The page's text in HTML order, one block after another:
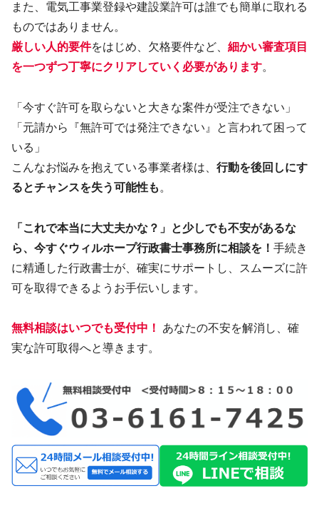
また、電気工事業登録や建設業許可は誰でも簡単に取れる
ものではありません。
厳しい人的要件をはじめ、欠格要件など、 細かい審査項目
を一つずつ丁寧にクリアしていく必要があります。
「今すぐ許可を取らないと大きな案件が受注できない」
「元請から『無許可では発注できない』と言われて困って
いる」
こんなお悩みを抱えている事業者様は、 行動を後回しにす
るとチャンスを失う可能性も 。
「これで本当に大丈夫かな？」と少しでも不安があるな
ら、今すぐウィルホープ行政書士事務所に相談を！ 手続き
に精通した行政書士が、確実にサポートし、スムーズに許
可を取得できるようお手伝いします。
無料相談はいつでも受付中！
あなたの不安を解消し、確
実な許可取得へと導きます。